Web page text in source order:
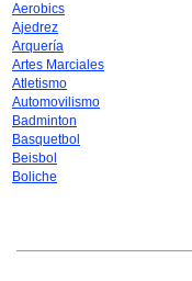
Aerobics
Ajedrez
Arquería
Artes Marciales
Atletismo
Automovilismo
Badminton
Basquetbol
Beisbol
Boliche